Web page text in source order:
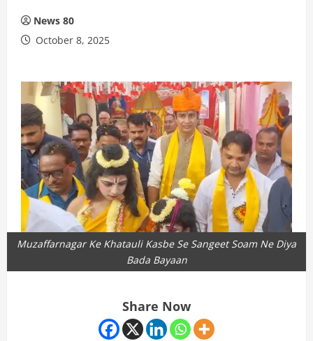
News 80
October 8, 2025
Muzaffarnagar Ke Khatauli Kasbe Se Sangeet Soam Ne Diya
Bada Bayaan
Share Now